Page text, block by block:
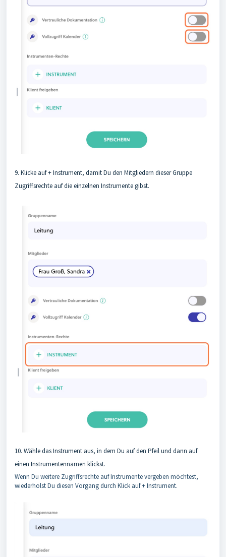
9. Klicke auf + Instrument, damit Du den Mitgliedern dieser Gruppe
Zugriffsrechte auf die einzelnen Instrumente gibst.
10. Wähle das Instrument aus, in dem Du auf den Pfeil und dann auf
einen Instrumentennamen klickst.
Wenn Du weitere Zugriffsrechte auf Instrumente vergeben möchtest,
wiederholst Du diesen Vorgang durch Klick auf + Instrument.